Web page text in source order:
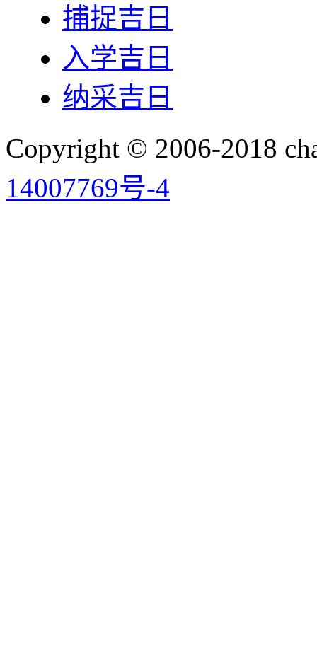
捕捉吉日
入学吉日
纳采吉日
Copyright © 2006-2018
14007769号-4